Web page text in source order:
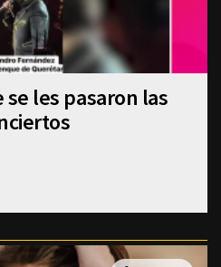
les pasaron las